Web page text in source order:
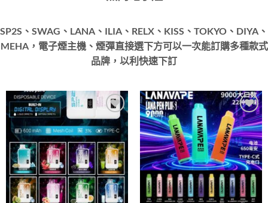
SP2S、SWAG、LANA、ILIA、RELX、KISS、TOKYO、DIYA、
MEHA，電子煙主機、煙彈直接選下方可以一次能訂購多種款式
品牌，以利快速下訂
Add to
wishlist
Add to
wishlist